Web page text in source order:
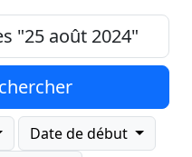
exacte"
Date de début